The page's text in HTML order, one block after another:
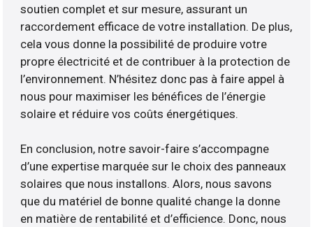
soutien complet et sur mesure, assurant un
raccordement efficace de votre installation. De plus,
cela vous donne la possibilité de produire votre
propre électricité et de contribuer à la protection de
l’environnement. N’hésitez donc pas à faire appel à
nous pour maximiser les bénéfices de l’énergie
solaire et réduire vos coûts énergétiques.
En conclusion, notre savoir-faire s’accompagne
d’une expertise marquée sur le choix des panneaux
solaires que nous installons. Alors, nous savons
que du matériel de bonne qualité change la donne
en matière de rentabilité et d’efficience. Donc, nous